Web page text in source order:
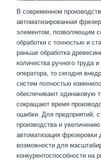
В современном
автоматизированная
элементом, позволяющим
обработки с точностью и
раньше обработка
количества ручного труда
оператора, то сегодня
систем полностью
обеспечивают одинаковую
сокращают время
ошибки. Для предприятий,
производства и
автоматизация
возможности для
конкурентоспособности на